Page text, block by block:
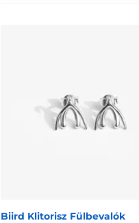
Biird Klitorisz Fülbevalók